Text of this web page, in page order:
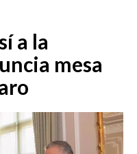
PM
a la
mesa